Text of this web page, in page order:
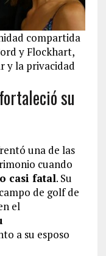
compartida
y Flockhart,
y la privacidad
su
una de las
cuando
casi fatal. Su
de golf de
el
a su esposo